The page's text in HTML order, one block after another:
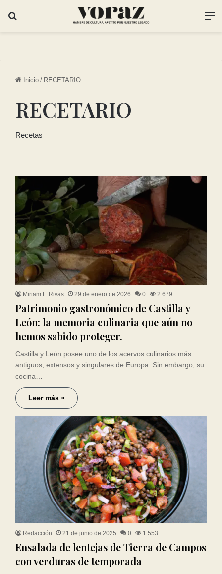
Inicio / RECETARIO
RECETARIO
Recetas
Miriam F. Rivas 29 de enero de 2026 0 2.679
Patrimonio gastronómico de Castilla y
León: la memoria culinaria que aún no
hemos sabido proteger.
Castilla y León posee uno de los acervos culinarios más
antiguos, extensos y singulares de Europa. Sin embargo, su
cocina…
Leer más »
Redacción 21 de junio de 2025 0 1.553
Ensalada de lentejas de Tierra de Campos
con verduras de temporada